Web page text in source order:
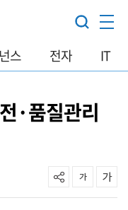
스 전자 IT
·품질관리